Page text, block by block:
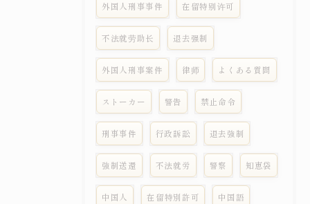
外国人刑事事件 在留特别许可
不法就劳助长 退去强制
外国人刑事案件 律师 よくある質問
ストーカー 警告 禁止命令
刑事事件 行政訴訟 退去強制
強制送還 不法就労 警察 知恵袋
中国人 在留特別許可 中国語